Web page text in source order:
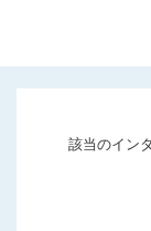
該当のイン